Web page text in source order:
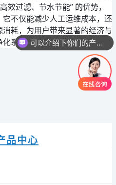
效过滤、节水节能” 的优势，
不仅能减少人工运维成本，还
耗，为用户带来显著的经济与
系统中不可或缺的核心装备。
品中心